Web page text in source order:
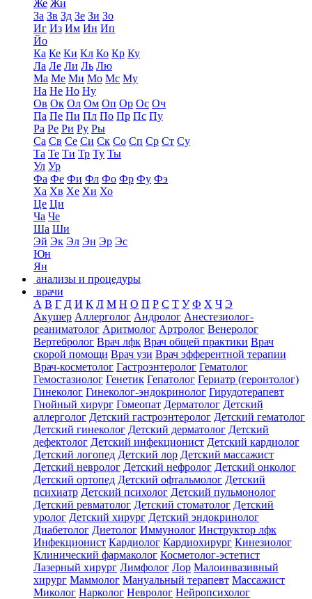
Же Жи
За Зв Зд Зе Зи Зо
Иг Из Им Ин Ип
Йо
Ка Ке Ки Кл Ко Кр Ку
Ла Ле Ли Ль Лю
Ма Ме Ми Мо Мс Му
На Не Но Ну
Ов Ок Ол Ом Оп Ор Ос Оч
Па Пе Пи Пл По Пр Пс Пу
Ра Ре Ри Ру Ры
Са Св Се Си Ск Со Сп Ср Ст Су
Та Те Ти Тр Ту Ты
Ул Ур
Фа Фе Фи Фл Фо Фр Фу Фэ
Ха Хв Хе Хи Хо
Це Ци
Ча Че
Ша Ши
Эй Эк Эл Эн Эр Эс
Юн
Ян
анализы и процедуры
врачи
А В Г Д И К Л М Н О П Р С Т У Ф Х Ч Э
Акушер Аллерголог Андролог Анестезиолог-
реаниматолог Аритмолог Артролог Венеролог
Вертебролог Врач лфк Врач общей практики Врач
скорой помощи Врач узи Врач эфферентной терапии
Врач-косметолог Гастроэнтеролог Гематолог
Гемостазиолог Генетик Гепатолог Гериатр (геронтолог)
Гинеколог Гинеколог-эндокринолог Гирудотерапевт
Гнойный хирург Гомеопат Дерматолог Детский
аллерголог Детский гастроэнтеролог Детский гематолог
Детский гинеколог Детский дерматолог Детский
дефектолог Детский инфекционист Детский кардиолог
Детский логопед Детский лор Детский массажист
Детский невролог Детский нефролог Детский онколог
Детский ортопед Детский офтальмолог Детский
психиатр Детский психолог Детский пульмонолог
Детский ревматолог Детский стоматолог Детский
уролог Детский хирург Детский эндокринолог
Диабетолог Диетолог Иммунолог Инструктор лфк
Инфекционист Кардиолог Кардиохирург Кинезиолог
Клинический фармаколог Косметолог-эстетист
Лазерный хирург Лимфолог Лор Малоинвазивный
хирург Маммолог Мануальный терапевт Массажист
Миколог Нарколог Невролог Нейропсихолог